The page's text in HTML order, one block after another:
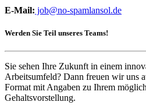
E-Mail: job@no-spamlansol.de
Werden Sie Teil unseres Teams!
Sie sehen Ihre Zukunft in einem
Arbeitsumfeld? Dann freuen wir uns
Format mit Angaben zu Ihrem
Gehaltsvorstellung.